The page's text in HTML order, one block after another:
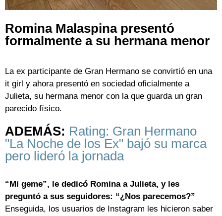
Romina Malaspina presentó
formalmente a su hermana menor
La ex participante de Gran Hermano se convirtió en una
it girl y ahora presentó en sociedad oficialmente a
Julieta, su hermana menor con la que guarda un gran
parecido físico.
ADEMÁS: Rating: Gran Hermano
"La Noche de los Ex" bajó su marca
pero lideró la jornada
“ Mi geme”, le dedicó Romina a Julieta, y les
preguntó a sus seguidores: “¿Nos parecemos?”
Enseguida, los usuarios de Instagram les hicieron saber